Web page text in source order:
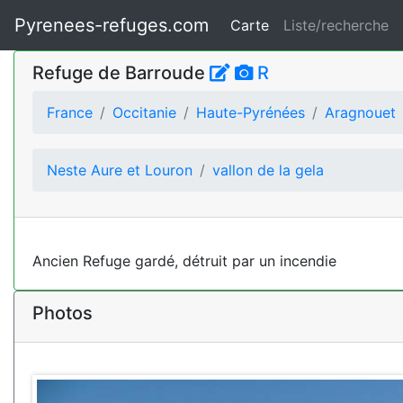
Pyrenees-refuges.com Carte Liste/recherche
Refuge de Barroude R
France Occitanie Haute-Pyrénées Aragnouet
Neste Aure et Louron vallon de la gela
Ancien Refuge gardé, détruit par un incendie
Photos